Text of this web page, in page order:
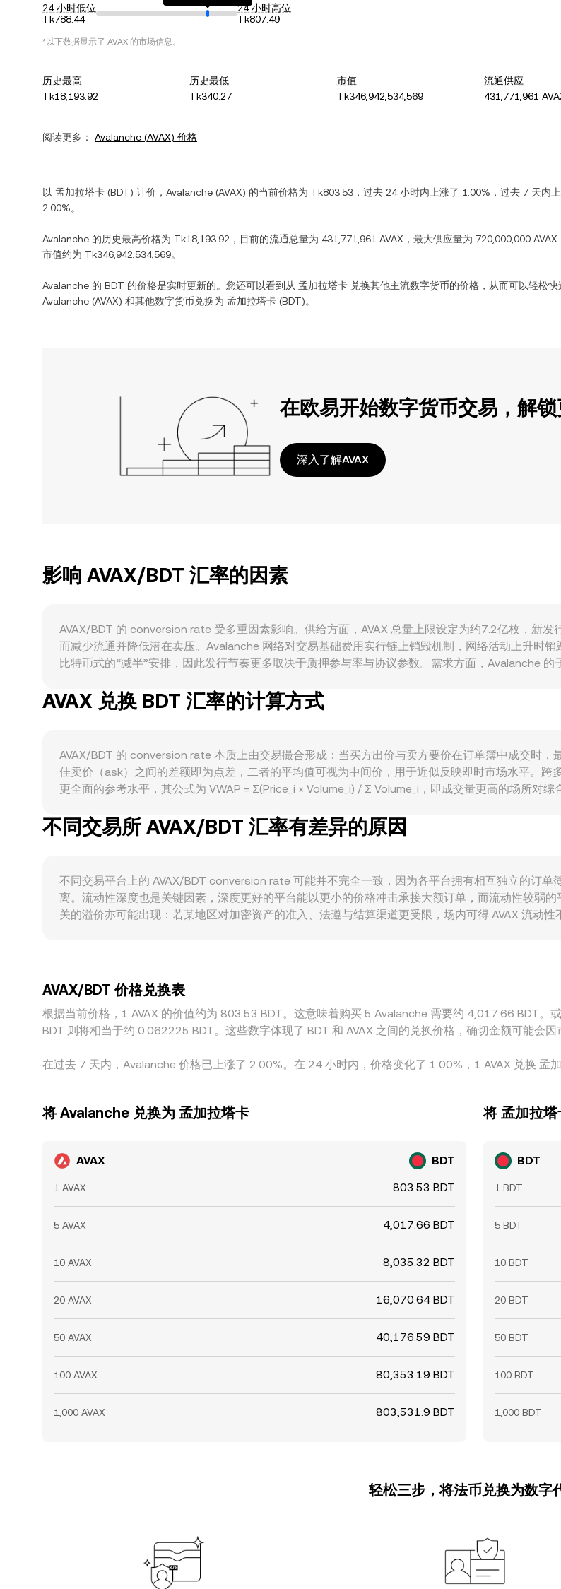
24 小时低位
Tk788.44
24 小时高位
Tk807.49
*以下数据显示了 AVAX 的市场信息。
历史最高
Tk18,193.92
历史最低
Tk340.27
市值
Tk346,942,534,569
流通供应
431,771,961
阅读更多： Avalanche (AVAX) 价格
以 孟加拉塔卡 (BDT) 计价， Avalanche (AVAX) 的当前价格为 Tk803.53 ，过去 24 小时内 上涨了 1.00% ，过去 7 天内
2.00%。
Avalanche 的历史最高价格为 Tk18,193.92 ，目前的流通总量为 431,771,961 AVAX ，最大供应量为 720,000,000 AVAX
市值约为 Tk346,942,534,569。
Avalanche 的 BDT 的价格是实时更新的。您还可以看到从 孟加拉塔卡 兑换其他主流数字货币的价格，从而可以轻松快
Avalanche (AVAX) 和其他数字货币兑换为 孟加拉塔卡 (BDT)。
在欧易开始数字货币交易，解
深入了解AVAX
影响 AVAX/BDT 汇率的因素
AVAX/BDT 的 conversion rate 受多重因素影响。供给方面，AVAX 总量上限设定为约7.2亿枚，新
而减少流通并降低潜在卖压。Avalanche 网络对交易基础费用实行链上销毁机制，网络活动上升时
比特币式的“减半”安排，因此发行节奏更多取决于质押参与率与协议参数。需求方面，Avalanche
用与销毁，从而间接影响供需平衡。在宏观维度，AVAX 与比特币通常存在较高相关性，BTC 的方
通胀、利率与外汇政策影响，BDT 走强时，相同 AVAX 价格折算的 BDT 数值可能更低；全球风险偏
相关的政策、以及对在孟加拉境内加密交易可行性的监管取态，亦可能改变本地可得流动性与定价
权仓位（如月末/季度末）带来的对冲需求、以及链上大额地址（鲸鱼）集中入场或减仓都会放大短
动。
AVAX 兑换 BDT 汇率的计算方式
AVAX/BDT 的 conversion rate 本质上由交易撮合形成：当买方出价与卖方要价在订单簿中成交时
佳卖价（ask）之间的差额即为点差，二者的平均值可视为中间价，用于近似反映即时市场水平。
更全面的参考水平，其公式为 VWAP = Σ(Price_i × Volume_i) / Σ Volume_i，即成交量更高的场所对
Pangolin 等自动做市商（AMM），其定价遵循恒定乘积模型 x × y = k，其中池内两资产储备分别为
时，池内储备比例变化会引发价格滑点，从而影响链上参考价格。综合而言，中心化交易所的订单
不同交易所 AVAX/BDT 汇率有差异的原因
不同交易平台上的 AVAX/BDT conversion rate 可能并不完全一致，因为各平台拥有相互独立的订
离。流动性深度也是关键因素，深度更好的平台能以更小的价格冲击承接大额订单，而流动性较弱
关的溢价亦可能出现：若某地区对加密资产的准入、法遵与结算渠道更受限，场内可得 AVAX 流动
AVAX/BDT 价格兑换表
根据当前价格，1 AVAX 的价值约为 803.53 BDT。这意味着购买 5 Avalanche 需要约 4,017.66 BDT
BDT 则将相当于约 0.062225 BDT。这些数字体现了 BDT 和 AVAX 之间的兑换价格，确切金额可能会因
在过去 7 天内，Avalanche 价格已上涨了 2.00%。在 24 小时内，价格变化了 1.00%，1 AVAX 兑换 孟
将 Avalanche 兑换为 孟加拉塔卡
AVAX BDT
1 AVAX 803.53 BDT
5 AVAX 4,017.66 BDT
10 AVAX 8,035.32 BDT
20 AVAX 16,070.64 BDT
50 AVAX 40,176.59 BDT
100 AVAX 80,353.19 BDT
1,000 AVAX 803,531.9 BDT
将 孟加拉
BDT
1 BDT
5 BDT
10 BDT
20 BDT
50 BDT
100 BDT
1,000 BDT
轻松三步，将法币兑换为数字